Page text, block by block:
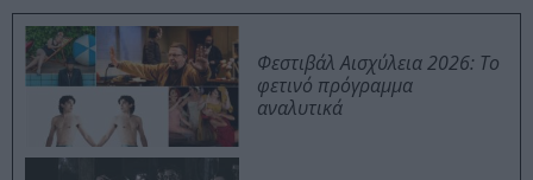
Φεστιβάλ Αισχύλεια 2026: Το
φετινό πρόγραμμα
αναλυτικά